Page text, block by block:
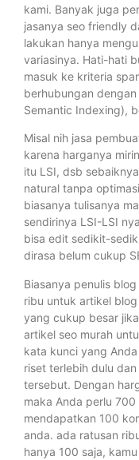
kami. Banyak juga
jasanya seo friendly
lakukan hanya
variasinya. Hati-hati
masuk ke kriteria
berhubungan
Semantic Indexing),
Misal nih jasa
karena harganya
itu LSI, dsb
natural tanpa
biasanya tulisanya
sendirinya LSI-LSI
bisa edit sedikit-
dirasa belum cukup
Biasanya penulis
ribu untuk artikel
yang cukup besar
artikel seo murah
kata kunci yang
riset terlebih dulu
tersebut. Dengan
maka Anda perlu
mendapatkan 100
anda. ada ratusan
hanya 100 saja,